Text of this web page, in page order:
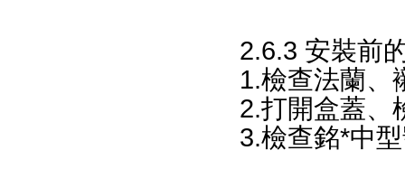
2.6.3 安裝前
1.檢查法蘭
2.打開盒蓋、
3.檢查銘*中型